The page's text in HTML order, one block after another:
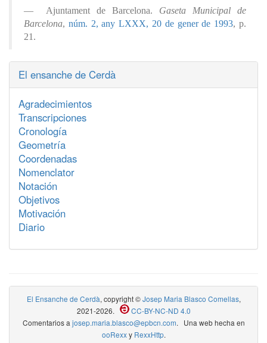
Ajuntament de Barcelona. Gaseta Municipal de
Barcelona, núm. 2, any LXXX, 20 de gener de 1993, p.
21.
El ensanche de Cerdà
Agradecimientos
Transcripciones
Cronología
Geometría
Coordenadas
Nomenclator
Notación
Objetivos
Motivación
Diario
El Ensanche de Cerdà, copyright ©Josep Maria Blasco Comellas,
2021-2026.
CC-BY-NC-ND 4.0
Comentarios a josep.maria.blasco@epbcn.com. Una web hecha en
ooRexxy RexxHttp.